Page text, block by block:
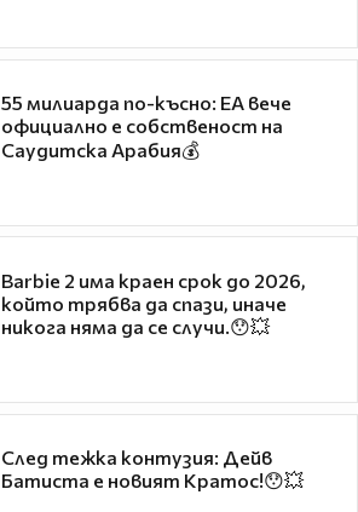
55 милиарда по-късно: EA вече
официално е собственост на
Саудитска Арабия💰
Barbie 2 има краен срок до 2026,
който трябва да спази, иначе
никога няма да се случи.😯💥
След тежка контузия: Дейв
Батиста е новият Кратос!😯💥